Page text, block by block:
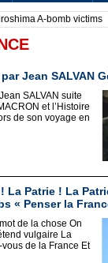
in
Jean SALVAN
SALVAN suite
et l’Histoire
de son voyage en
La Patrie ! La
« Penser la
de la chose On
vulgaire La
de la France Et